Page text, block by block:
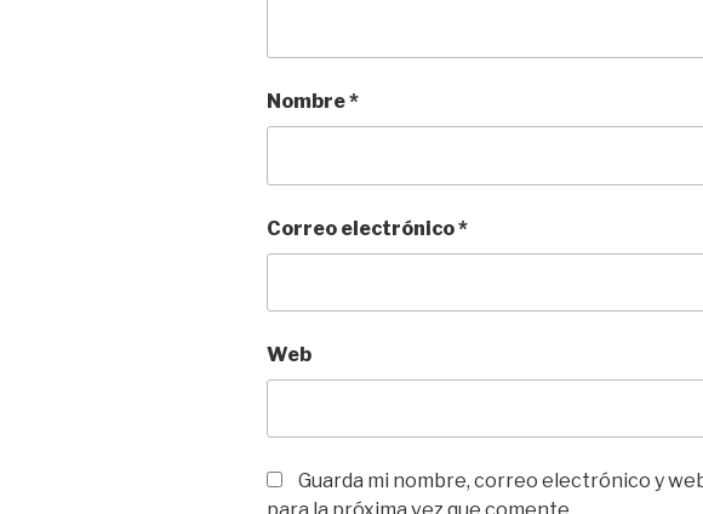
Nombre*
Correo electrónico*
Web
Guarda mi nombre, correo electrónico y